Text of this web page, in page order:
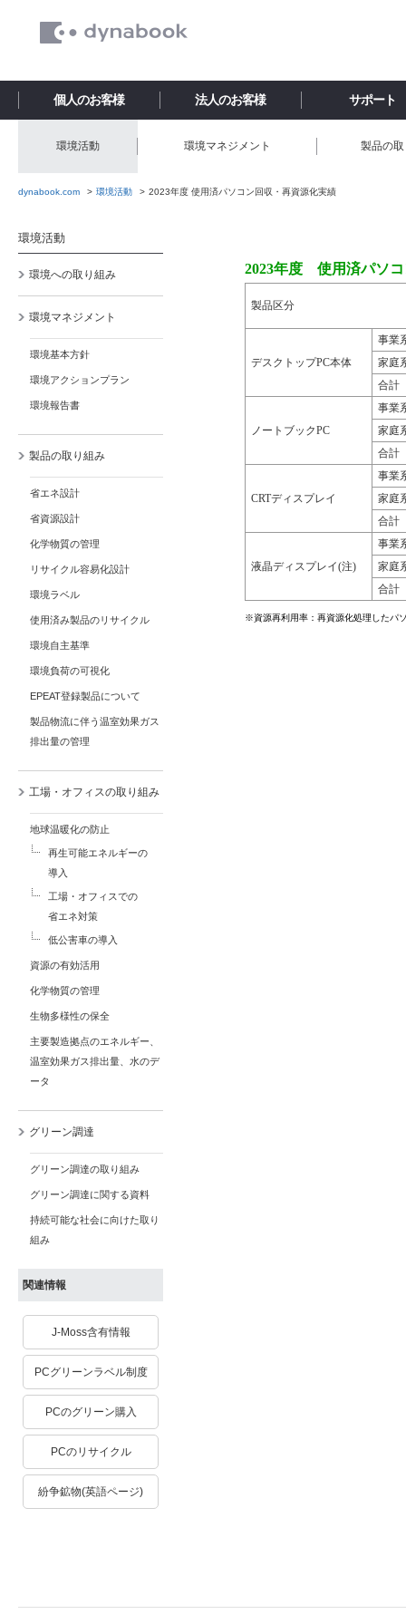
個人のお客様 法人のお客様 サポート
環境活動 環境マネジメント 製品の
dynabook.com 環境活動 2023年度 使用済パソコン回収・再資源化実績
2023年度 使用済パソコ
製品区分
デスクトップPC本体
事業
家庭
合計
ノートブックPC
事業
家庭
合計
CRTディスプレイ
事業
家庭
合計
液晶ディスプレイ(注)
事業
家庭
合計
※資源再利用率：再資源化処理したパ
環境活動
環境への取り組み
環境マネジメント
環境基本方針
環境アクションプラン
環境報告書
製品の取り組み
省エネ設計
省資源設計
化学物質の管理
リサイクル容易化設計
環境ラベル
使用済み製品のリサイクル
環境自主基準
環境負荷の可視化
EPEAT登録製品について
製品物流に伴う温室効果ガス
排出量の管理
工場・オフィスの取り組み
地球温暖化の防止
再生可能エネルギーの
導入
工場・オフィスでの
省エネ対策
低公害車の導入
資源の有効活用
化学物質の管理
生物多様性の保全
主要製造拠点のエネルギー、
温室効果ガス排出量、水のデ
ータ
グリーン調達
グリーン調達の取り組み
グリーン調達に関する資料
持続可能な社会に向けた取り
組み
関連情報
J-Moss含有情報
PCグリーンラベル制度
PCのグリーン購入
PCのリサイクル
紛争鉱物(英語ページ)